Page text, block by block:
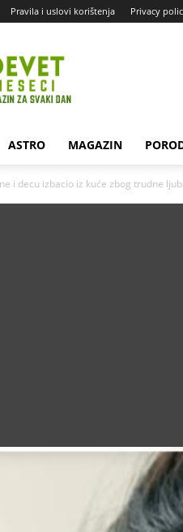
Pravila i uslovi korištenja Privacy
Devet
Meseci
ASTRO MAGAZIN
i decu izbacio iz kuće zbog trudne